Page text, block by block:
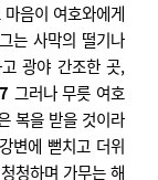
음이 여호와에게
그는 사막의 떨기나
광야 간조한 곳,
7 그러나 무릇 여호
복을 받을 것이라
변에 뻗치고 더위
청하며 가무는 해